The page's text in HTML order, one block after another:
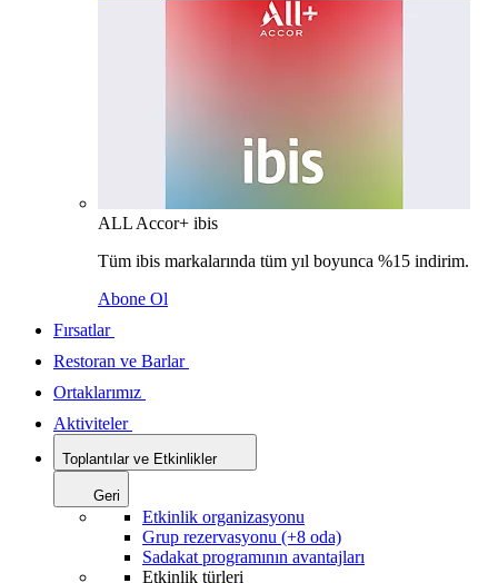
ALL Accor+ ibis
Tüm ibis markalarında tüm yıl boyunca %15 indirim.
Abone Ol
Fırsatlar
Restoran ve Barlar
Ortaklarımız
Aktiviteler
Toplantılar ve Etkinlikler
Geri
Etkinlik organizasyonu
Grup rezervasyonu (+8 oda)
Sadakat programının avantajları
Etkinlik türleri